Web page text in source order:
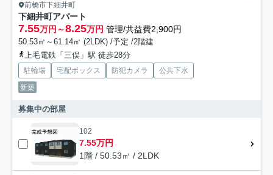
前橋市下細井町
下細井町アパート
7.55万円～8.25万円 管理/共益費2,900円
50.53㎡～61.14㎡ (2LDK) /予定 /2階建
上毛電鉄「三俣」駅 徒歩28分
駐輪場 宅配ボックス 防犯カメラ
公共下水
新築
募集中の部屋
102
7.55万円
1階 / 50.53㎡ / 2LDK